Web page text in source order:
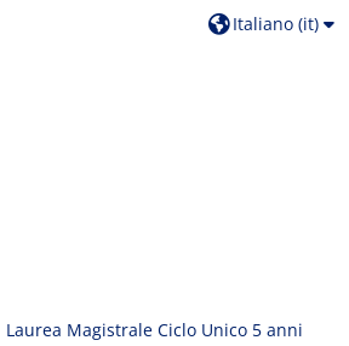
Italiano ‎(it)‎
Laurea Magistrale Ciclo Unico 5 anni